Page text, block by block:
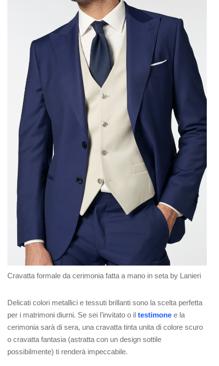
Cravatta formale da cerimonia fatta a mano in seta by Lanieri
Delicati colori metallici e tessuti brillanti sono la scelta perfetta
per i matrimoni diurni. Se sei l’invitato o il testimone e la
cerimonia sarà di sera, una cravatta tinta unita di colore scuro
o cravatta fantasia (astratta con un design sottile
possibilmente) ti renderà impeccabile.